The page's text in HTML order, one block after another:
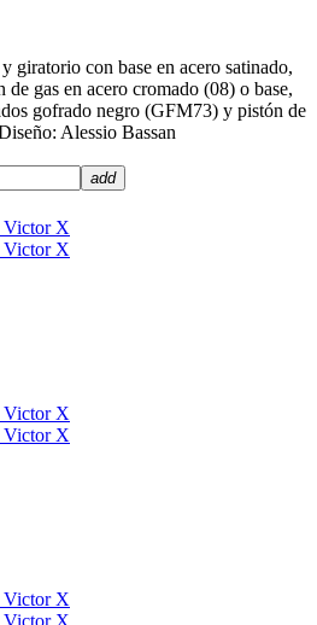
giratorio con base en acero satinado,
gas en acero cromado (08) o base,
gofrado negro (GFM73) y pistón de
Alessio Bassan
add